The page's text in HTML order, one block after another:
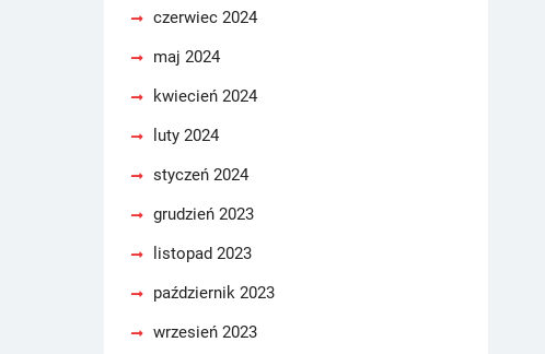
czerwiec 2024
maj 2024
kwiecień 2024
luty 2024
styczeń 2024
grudzień 2023
listopad 2023
październik 2023
wrzesień 2023